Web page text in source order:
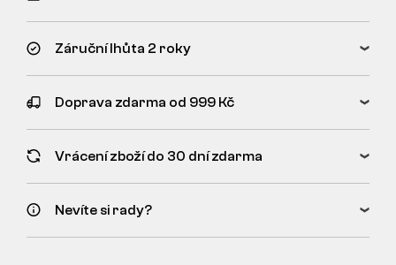
Záruční lhůta 2 roky
Doprava zdarma od 999 Kč
Vrácení zboží do 30 dní zdarma
Nevíte si rady?